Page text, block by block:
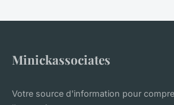
Minickassociates
Votre source d'information pour